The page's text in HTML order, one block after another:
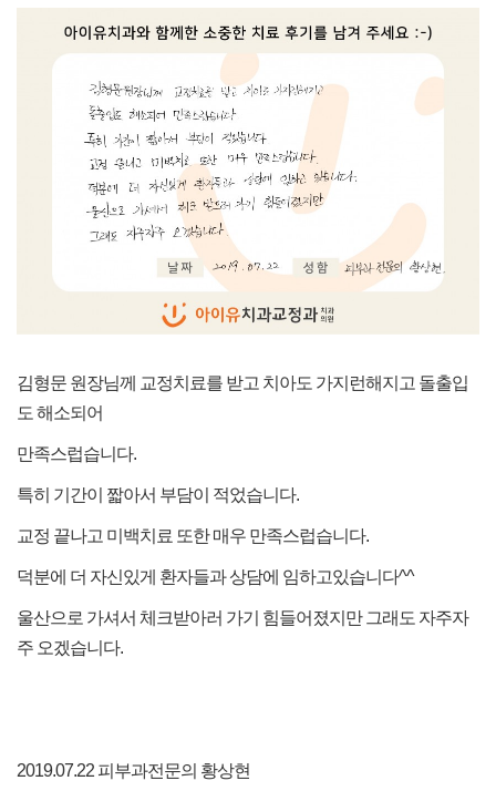
김형문 원장님께 교정치료를 받고 치아도 가지런해지고 돌출입
도 해소되어
만족스럽습니다.
특히 기간이 짧아서 부담이 적었습니다.
교정 끝나고 미백치료 또한 매우 만족스럽습니다.
덕분에 더 자신있게 환자들과 상담에 임하고있습니다^^
울산으로 가셔서 체크받아러 가기 힘들어졌지만 그래도 자주자
주 오겠습니다.
2019.07.22 피부과전문의 황상현